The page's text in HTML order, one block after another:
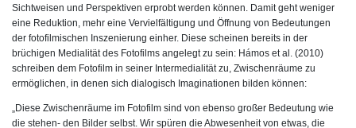
Sichtweisen und Perspektiven erprobt werden können. Damit geht weniger
eine Reduktion, mehr eine Vervielfältigung und Öffnung von Bedeutungen
der fotofilmischen Inszenierung einher. Diese scheinen bereits in der
brüchigen Medialität des Fotofilms angelegt zu sein: Hámos et al. (2010)
schreiben dem Fotofilm in seiner Intermedialität zu, Zwischenräume zu
ermöglichen, in denen sich dialogisch Imaginationen bilden können:
„Diese Zwischenräume im Fotofilm sind von ebenso großer Bedeutung wie
die stehen- den Bilder selbst. Wir spüren die Abwesenheit von etwas, die